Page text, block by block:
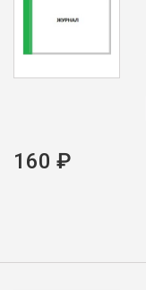
160 ₽